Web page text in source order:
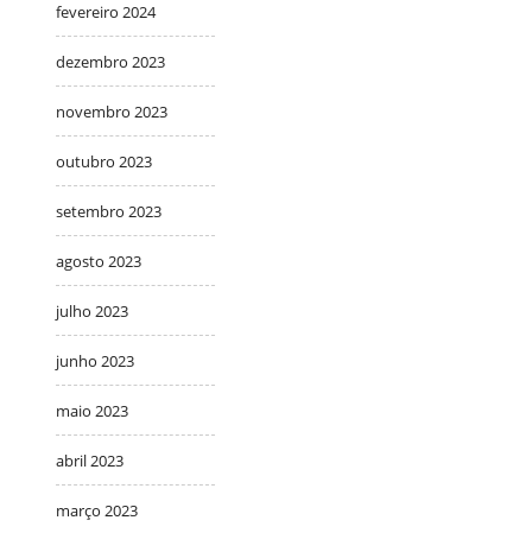
fevereiro 2024
dezembro 2023
novembro 2023
outubro 2023
setembro 2023
agosto 2023
julho 2023
junho 2023
maio 2023
abril 2023
março 2023